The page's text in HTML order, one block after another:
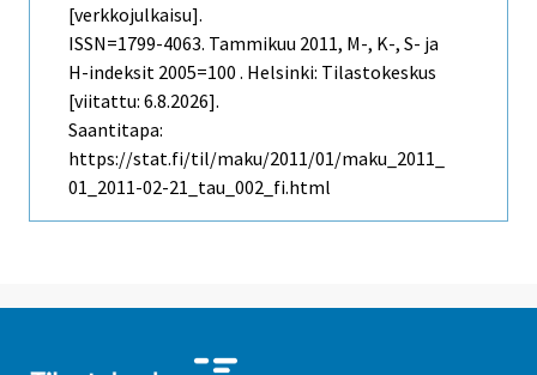
[verkkojulkaisu].
ISSN=1799-4063. Tammikuu 2011, M-, K-, S- ja
H-indeksit 2005=100 . Helsinki: Tilastokeskus
[viitattu: 6.8.2026].
Saantitapa:
https://stat.fi/til/maku/2011/01/maku_2011_
01_2011-02-21_tau_002_fi.html